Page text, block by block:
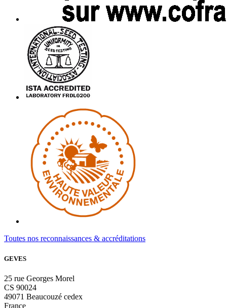
Toutes nos reconnaissances & accréditations
GEVES
25 rue Georges Morel
CS 90024
49071 Beaucouzé cedex
France